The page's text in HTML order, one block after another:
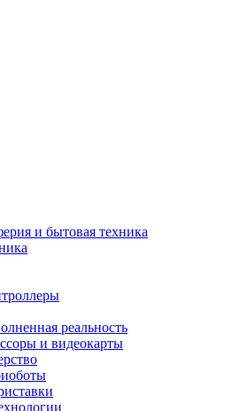
и бытовая техника
реальность
и видеокарты